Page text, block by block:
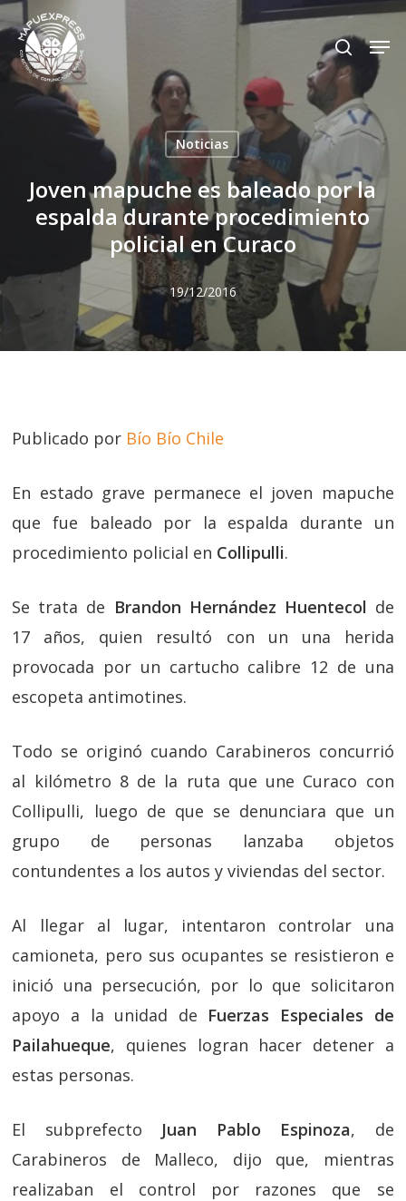
Skip
main
content
search
Noticias
Joven mapuche es baleado por la
espalda durante procedimiento
policial en Curaco
19/12/2016
Publicado por Bío Bío Chile
En estado grave permanece el joven mapuche
que fue baleado por la espalda durante un
procedimiento policial en Collipulli.
Se trata de Brandon Hernández Huentecol de
17 años, quien resultó con un una herida
provocada por un cartucho calibre 12 de una
escopeta antimotines.
Todo se originó cuando Carabineros concurrió
al kilómetro 8 de la ruta que une Curaco con
Collipulli, luego de que se denunciara que un
grupo de personas lanzaba objetos
contundentes a los autos y viviendas del sector.
Al llegar al lugar, intentaron controlar una
camioneta, pero sus ocupantes se resistieron e
inició una persecución, por lo que solicitaron
apoyo a la unidad de Fuerzas Especiales de
Pailahueque, quienes logran hacer detener a
estas personas.
El subprefecto Juan Pablo Espinoza, de
Carabineros de Malleco, dijo que, mientras
realizaban el control por razones que se
Close
Menu